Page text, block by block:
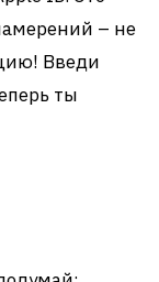
– не
Введи
ты